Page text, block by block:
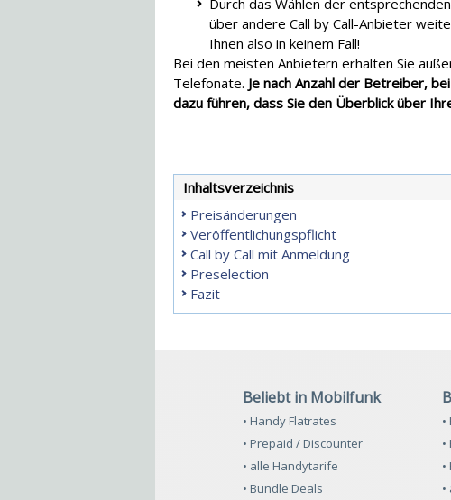
Durch das Wählen der
über andere Call by Call-Anbieter
Ihnen also in keinem Fall!
Bei den meisten Anbietern erhalten Sie
Telefonate. Je nach Anzahl der Betreiber,
dazu führen, dass Sie den Überblick über
Inhaltsverzeichnis
Preisänderungen
Veröffentlichungspflicht
Call by Call mit Anmeldung
Preselection
Fazit
Beliebt in Mobilfunk
• Handy Flatrates
• Prepaid / Discounter
• alle Handytarife
• Bundle Deals